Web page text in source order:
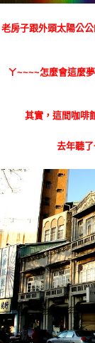
老房子跟外頭太陽公
ㄚ~~~~怎麼會這麼
其實，這間咖啡
去年聽